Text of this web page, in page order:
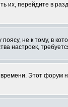
их, перейдите в
не к тому, в
настроек,
Этот